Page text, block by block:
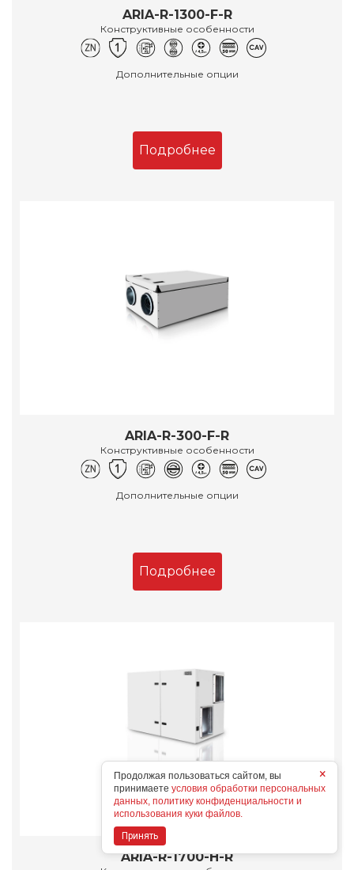
ARIA-R-1300-F-R
Конструктивные особенности
Дополнительные опции
Подробнее
ARIA-R-300-F-R
Конструктивные особенности
Дополнительные опции
Подробнее
ARIA-R-1700-H-R
×
Продолжая пользоваться сайтом, вы
принимаете условия обработки персональных
данных, политику конфиденциальности и
использования куки файлов.
Принять